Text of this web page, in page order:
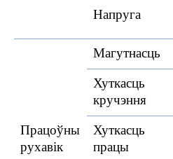
Напруга
Працоўны
рухавік
Магутнасць
Хуткасць
кручэння
Хуткасць
працы